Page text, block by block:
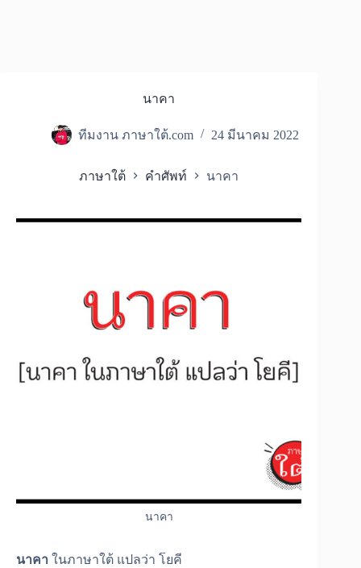
นาคา
ทีมงาน ภาษาใต้.com 24 มีนาคม 2022
ภาษาใต้ คำศัพท์ นาคา
นาคา
นาคา ในภาษาใต้ แปลว่า โยคี